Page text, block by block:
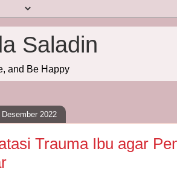
Saladin
and Be Happy
2022
Trauma Ibu agar